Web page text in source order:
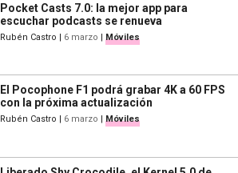
Pocket Casts 7.0: la mejor app para
escuchar podcasts se renueva
Rubén Castro | 6 marzo | Móviles
El Pocophone F1 podrá grabar 4K a 60 FPS
con la próxima actualización
Rubén Castro 6 marzo Móviles